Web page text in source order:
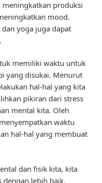
produksi
mood.
yoga juga dapat
memiliki waktu untuk
yang disukai. Menurut
hal-hal yang kita
pikiran dari stress
mental kita. Oleh
waktu
hal-hal yang membuat
dan fisik kita, kita
dengan lebih baik.